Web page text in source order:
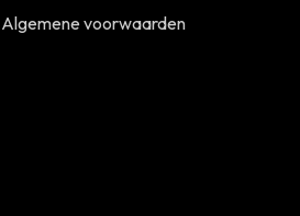
Algemene voorwaarden